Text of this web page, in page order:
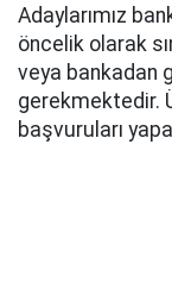
Adaylarımız
öncelik olarak
veya bankadan
gerekmektedir.
başvuruları